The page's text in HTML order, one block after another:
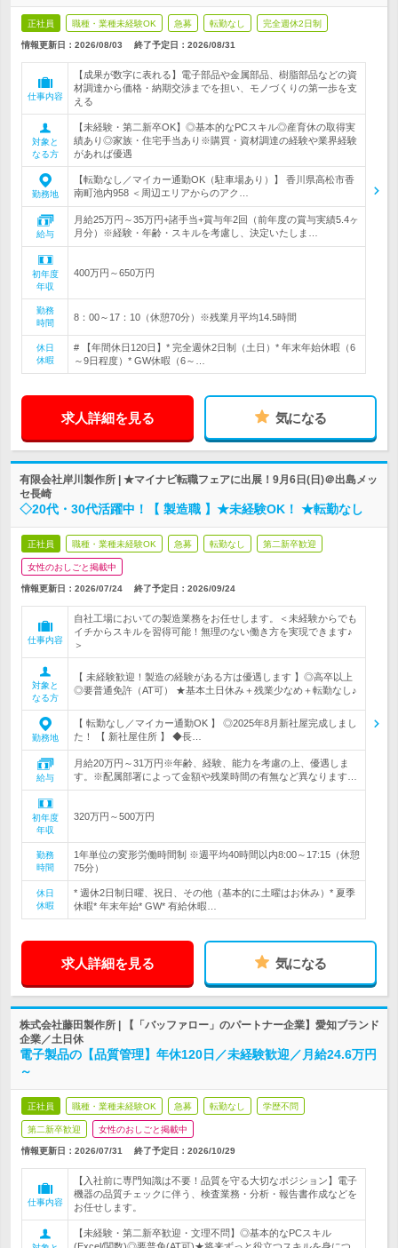
正社員 職種・業種未経験OK 急募 転勤なし 完全週休2日制
情報更新日：2026/08/03 終了予定日： 2026/08/31
仕事内容
【成果が数字に表れる】電子部品や金属部品、樹脂部品などの資
材調達から価格・納期交渉までを担い、モノづくりの第一歩を支
える
対象と
なる方
【未経験・第二新卒OK】◎基本的なPCスキル◎産育休の取得実
績あり◎家族・住宅手当あり※購買・資材調達の経験や業界経験
があれば優遇
勤務地
【転勤なし／マイカー通勤OK（駐車場あり）】 香川県高松市香
南町池内958 ＜周辺エリアからのアク…
給与
月給25万円～35万円+諸手当+賞与年2回（前年度の賞与実績5.4ヶ
月分）※経験・年齢・スキルを考慮し、決定いたしま…
初年度
年収
400万円～650万円
勤務
時間
8：00～17：10（休憩70分）※残業月平均14.5時間
休日
休暇
# 【年間休日120日】* 完全週休2日制（土日）* 年末年始休暇（6
～9日程度）* GW休暇（6～…
求人詳細を見る 気になる
有限会社岸川製作所 | ★マイナビ転職フェアに出展！9月6日(日)＠出島メッ
セ長崎
◇20代・30代活躍中！【 製造職 】★未経験OK！ ★転勤なし
正社員 職種・業種未経験OK 急募 転勤なし 第二新卒歓迎
女性のおしごと掲載中
情報更新日：2026/07/24 終了予定日： 2026/09/24
仕事内容
自社工場においての製造業務をお任せします。＜未経験からでも
イチからスキルを習得可能！無理のない働き方を実現できます♪
＞
対象と
なる方
【 未経験歓迎！製造の経験がある方は優遇します 】◎高卒以上
◎要普通免許（AT可） ★基本土日休み＋残業少なめ＋転勤なし♪
勤務地
【 転勤なし／マイカー通勤OK 】 ◎2025年8月新社屋完成しまし
た！ 【 新社屋住所 】 ◆長…
給与
月給20万円～31万円※年齢、経験、能力を考慮の上、優遇しま
す。※配属部署によって金額や残業時間の有無など異なります…
初年度
年収
320万円～500万円
勤務
時間
1年単位の変形労働時間制 ※週平均40時間以内8:00～17:15（休憩
75分）
休日
休暇
* 週休2日制日曜、祝日、その他（基本的に土曜はお休み）* 夏季
休暇* 年末年始* GW* 有給休暇…
求人詳細を見る 気になる
株式会社藤田製作所 | 【「バッファロー」のパートナー企業】愛知ブランド
企業／土日休
電子製品の【品質管理】年休120日／未経験歓迎／月給24.6万円
～
正社員 職種・業種未経験OK 急募 転勤なし 学歴不問
第二新卒歓迎 女性のおしごと掲載中
情報更新日：2026/07/31 終了予定日： 2026/10/29
仕事内容
【入社前に専門知識は不要！品質を守る大切なポジション】電子
機器の品質チェックに伴う、検査業務・分析・報告書作成などを
お任せします。
【未経験・第二新卒歓迎・文理不問】◎基本的なPCスキル
(Excel/関数)◎要普免(AT可)★将来ずっと役立つスキルを身につ